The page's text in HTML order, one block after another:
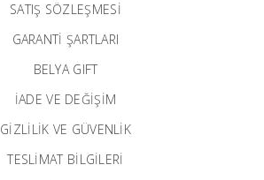
SATIŞ SÖZLEŞMESİ
GARANTI ŞARTLARI
BELYA GIFT
İADE VE DEĞİŞİM
GİZLİLİK VE GÜVENLİK
TESLİMAT BİLGİLERİ